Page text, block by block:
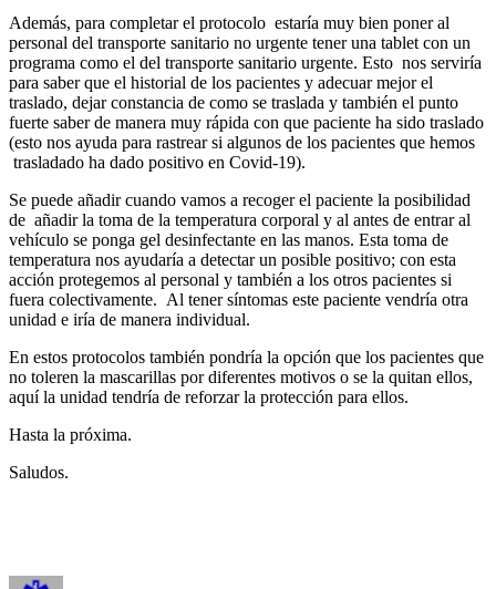
Además, para completar el protocolo estaría muy bien poner al
personal del transporte sanitario no urgente tener una tablet con un
programa como el del transporte sanitario urgente. Esto nos serviría
para saber que el historial de los pacientes y adecuar mejor el
traslado, dejar constancia de como se traslada y también el punto
fuerte saber de manera muy rápida con que paciente ha sido traslado
(esto nos ayuda para rastrear si algunos de los pacientes que hemos
trasladado ha dado positivo en Covid-19).
Se puede añadir cuando vamos a recoger el paciente la posibilidad
de añadir la toma de la temperatura corporal y al antes de entrar al
vehículo se ponga gel desinfectante en las manos. Esta toma de
temperatura nos ayudaría a detectar un posible positivo; con esta
acción protegemos al personal y también a los otros pacientes si
fuera colectivamente. Al tener síntomas este paciente vendría otra
unidad e iría de manera individual.
En estos protocolos también pondría la opción que los pacientes que
no toleren la mascarillas por diferentes motivos o se la quitan ellos,
aquí la unidad tendría de reforzar la protección para ellos.
Hasta la próxima.
Saludos.